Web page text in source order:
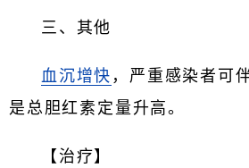
三、其他
血沉增快 ，严重感染者可
是总胆红素定量升高。
【治疗】